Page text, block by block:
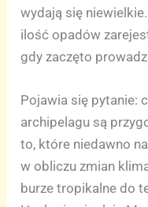
wydają się
ilość opadów
gdy zaczęto
Pojawia się pytanie:
archipelagu są
to, które niedawno
w obliczu zmian
burze tropikalne do